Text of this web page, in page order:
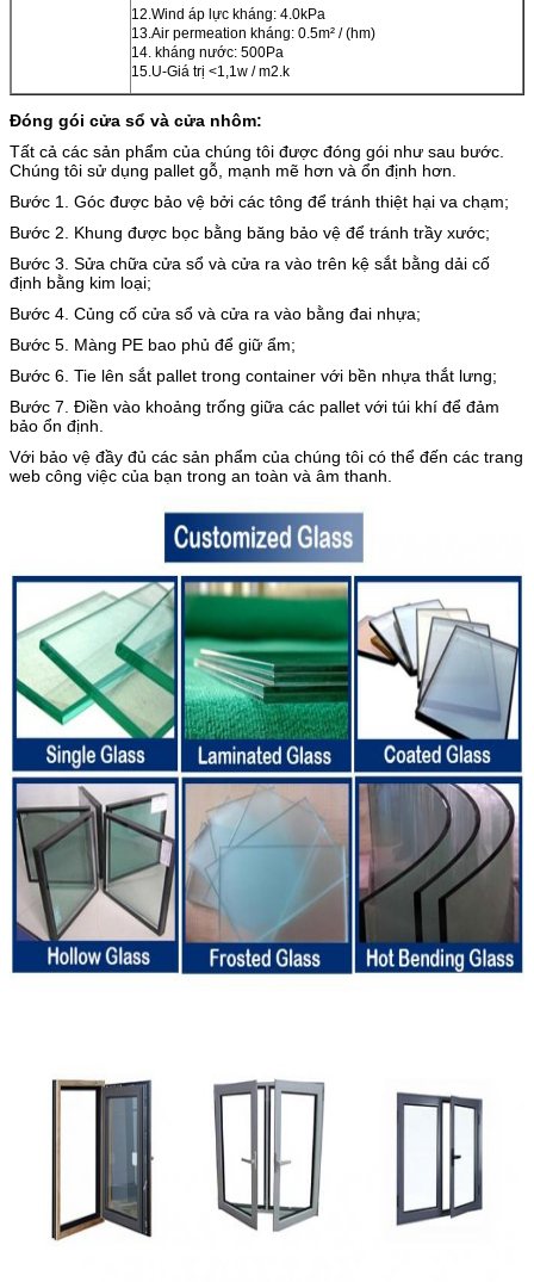
12.Wind áp lực kháng: 4.0kPa
13.Air permeation kháng: 0.5m² / (hm)
14. kháng nước: 500Pa
15.U-Giá trị <1,1w / m2.k
Đóng gói cửa sổ và cửa nhôm:
Tất cả các sản phẩm của chúng tôi được đóng gói như sau bước.
Chúng tôi sử dụng pallet gỗ, mạnh mẽ hơn và ổn định hơn.
Bước 1. Góc được bảo vệ bởi các tông để tránh thiệt hại va chạm;
Bước 2. Khung được bọc bằng băng bảo vệ để tránh trầy xước;
Bước 3. Sửa chữa cửa sổ và cửa ra vào trên kệ sắt bằng dải cố
định bằng kim loại;
Bước 4. Củng cố cửa sổ và cửa ra vào bằng đai nhựa;
Bước 5. Màng PE bao phủ để giữ ẩm;
Bước 6. Tie lên sắt pallet trong container với bền nhựa thắt lưng;
Bước 7. Điền vào khoảng trống giữa các pallet với túi khí để đảm
bảo ổn định.
Với bảo vệ đầy đủ các sản phẩm của chúng tôi có thể đến các trang
web công việc của bạn trong an toàn và âm thanh.